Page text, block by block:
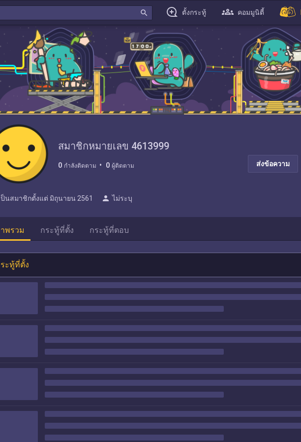
search ตั้งกระทู้ คอมมูนิตี้
สมาชิกหมายเลข 4613999
0 กำลังติดตาม 0 ผู้ติดตาม ส่งข้อความ
ป็นสมาชิกตั้งแต่ มิถุนายน 2561 person ไม่ระบุ
พรวม กระทู้ที่ตั้ง กระทู้ที่ตอบ
ะทู้ที่ตั้ง